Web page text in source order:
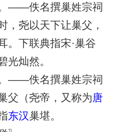
——佚名撰巢姓宗祠
，尧以天下让巢父，
。下联典指宋·巢谷
光灿然。
——佚名撰巢姓宗祠
父（尧帝，又称为唐
东汉巢堪。